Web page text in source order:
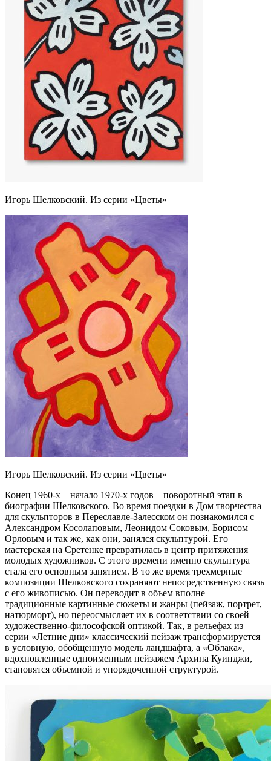
Игорь Шелковский. Из серии «Цветы»
Игорь Шелковский. Из серии «Цветы»
Конец 1960-х – начало 1970-х годов – поворотный этап в
биографии Шелковского. Во время поездки в Дом творчества
для скульпторов в Переславле-Залесском он познакомился с
Александром Косолаповым, Леонидом Соковым, Борисом
Орловым и так же, как они, занялся скульптурой. Его
мастерская на Сретенке превратилась в центр притяжения
молодых художников. С этого времени именно скульптура
стала его основным занятием. В то же время трехмерные
композиции Шелковского сохраняют непосредственную связь
с его живописью. Он переводит в объем вполне
традиционные картинные сюжеты и жанры (пейзаж, портрет,
натюрморт), но переосмысляет их в соответствии со своей
художественно-философской оптикой. Так, в рельефах из
серии «Летние дни» классический пейзаж трансформируется
в условную, обобщенную модель ландшафта, а «Облака»,
вдохновленные одноименным пейзажем Архипа Куинджи,
становятся объемной и упорядоченной структурой.